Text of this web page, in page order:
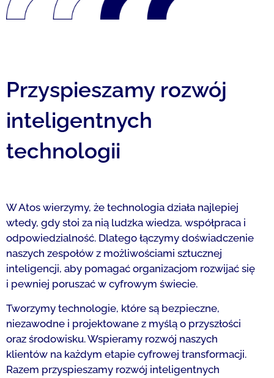
Przyspieszamy rozwój
inteligentnych
technologii
W Atos wierzymy, że technologia działa najlepiej
wtedy, gdy stoi za nią ludzka wiedza, współpraca i
odpowiedzialność. Dlatego łączymy doświadczenie
naszych zespołów z możliwościami sztucznej
inteligencji, aby pomagać organizacjom rozwijać się
i pewniej poruszać w cyfrowym świecie.
Tworzymy technologie, które są bezpieczne,
niezawodne i projektowane z myślą o przyszłości
oraz środowisku. Wspieramy rozwój naszych
klientów na każdym etapie cyfrowej transformacji.
Razem przyspieszamy rozwój inteligentnych